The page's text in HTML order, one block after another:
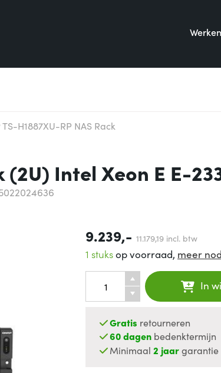
TS-H1887XU-RP NAS Rack
(2U) Intel Xeon E E-
9.239,- 11.179,19 incl. btw
1 stuksop voorraad, meer
In
Gratis retourneren
60 dagen bedenktermijn
Minimaal2 jaargarantie